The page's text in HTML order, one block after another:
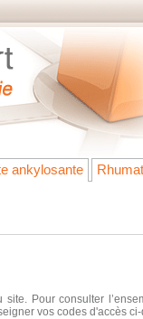
ankylosante
Pour consulter
vos codes d'accès